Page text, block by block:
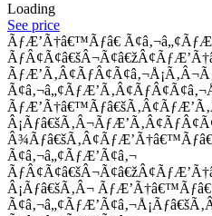
Loading
See price
ÃƒÆ’Ã†â€™Ãƒâ€
Â¾Ãƒâ€šÃ‚Â¢ÃƒÆ’Ã†â€™Ãƒâ€
Ã¢â‚¬â„¢ÃƒÆ’Ã¢â‚¬
Â¡Ãƒâ€šÃ‚Â¬ ÃƒÆ’Ã†â€™Ãƒâ€